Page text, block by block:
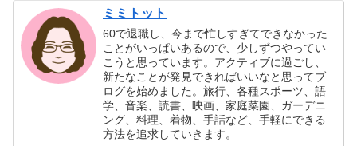
ミミトット
60で退職し、今まで忙しすぎてできなかった
ことがいっぱいあるので、少しずつやってい
こうと思っています。アクティブに過ごし、
新たなことが発見できればいいなと思ってブ
ログを始めました。旅行、各種スポーツ、語
学、音楽、読書、映画、家庭菜園、ガーデニ
ング、料理、着物、手話など、手軽にできる
方法を追求していきます。